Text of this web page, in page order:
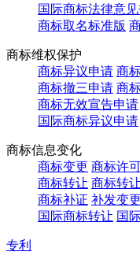
国际商标法律意
商标取名标准版
商标维权保护
商标异议申请 商
商标撤三申请 商
商标无效宣告申请
国际商标异议申请
商标信息变化
商标变更 商标许
商标转让 商标转
商标补证 补发变
国际商标转让 国
专利